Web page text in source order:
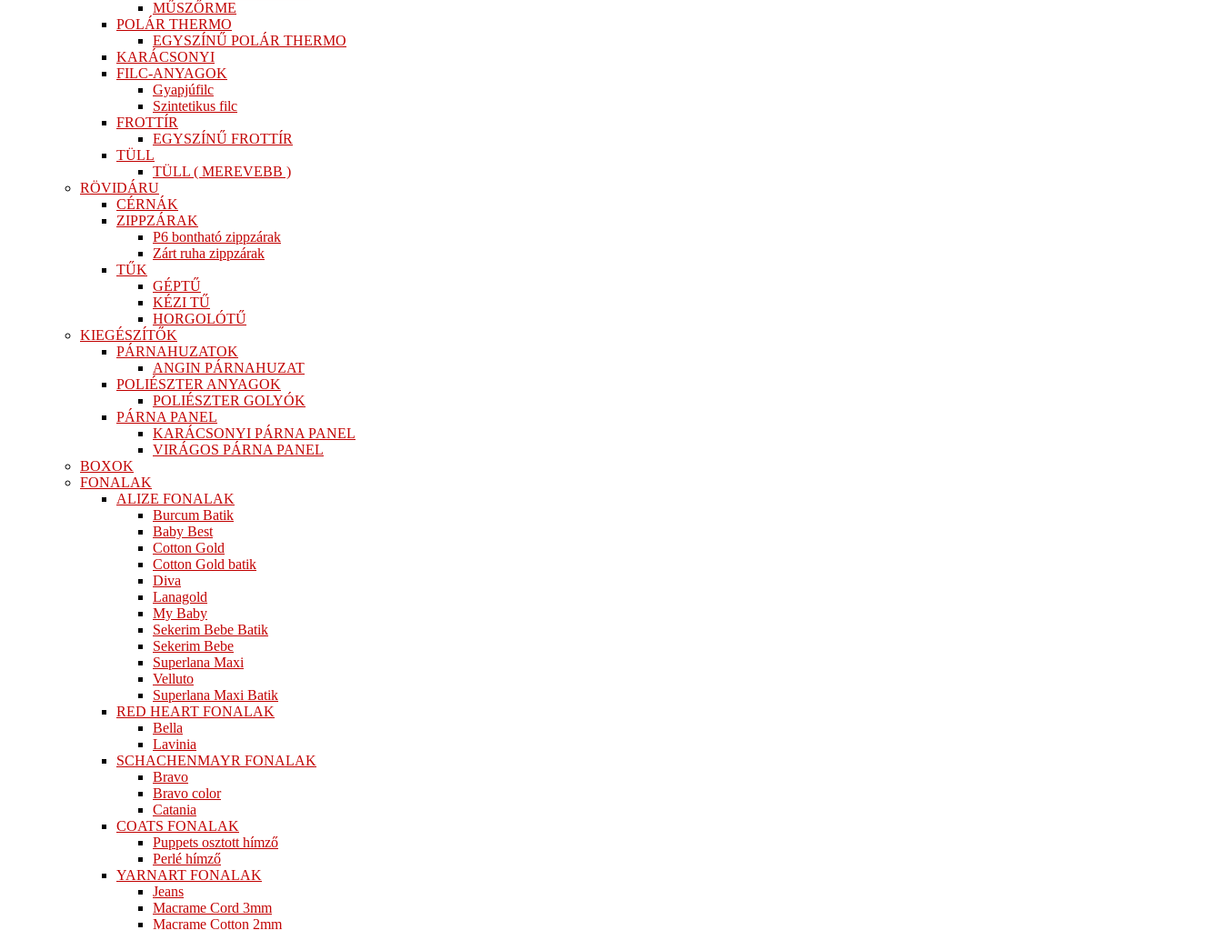
MŰSZŐRME
POLÁR THERMO
EGYSZÍNŰ POLÁR THERMO
KARÁCSONYI
FILC-ANYAGOK
Gyapjúfilc
Szintetikus filc
FROTTÍR
EGYSZÍNŰ FROTTÍR
TÜLL
TÜLL ( MEREVEBB )
RÖVIDÁRU
CÉRNÁK
ZIPPZÁRAK
P6 bontható zippzárak
Zárt ruha zippzárak
TŰK
GÉPTŰ
KÉZI TŰ
HORGOLÓTŰ
KIEGÉSZÍTŐK
PÁRNAHUZATOK
ANGIN PÁRNAHUZAT
POLIÉSZTER ANYAGOK
POLIÉSZTER GOLYÓK
PÁRNA PANEL
KARÁCSONYI PÁRNA PANEL
VIRÁGOS PÁRNA PANEL
BOXOK
FONALAK
ALIZE FONALAK
Burcum Batik
Baby Best
Cotton Gold
Cotton Gold batik
Diva
Lanagold
My Baby
Sekerim Bebe Batik
Sekerim Bebe
Superlana Maxi
Velluto
Superlana Maxi Batik
RED HEART FONALAK
Bella
Lavinia
SCHACHENMAYR FONALAK
Bravo
Bravo color
Catania
COATS FONALAK
Puppets osztott hímző
Perlé hímző
YARNART FONALAK
Jeans
Macrame Cord 3mm
Macrame Cotton 2mm